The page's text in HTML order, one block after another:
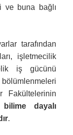
ve buna bağlı
tarafından
işletmecilik
iş gücünü
Fakültelerinin
bilime dayalı
.